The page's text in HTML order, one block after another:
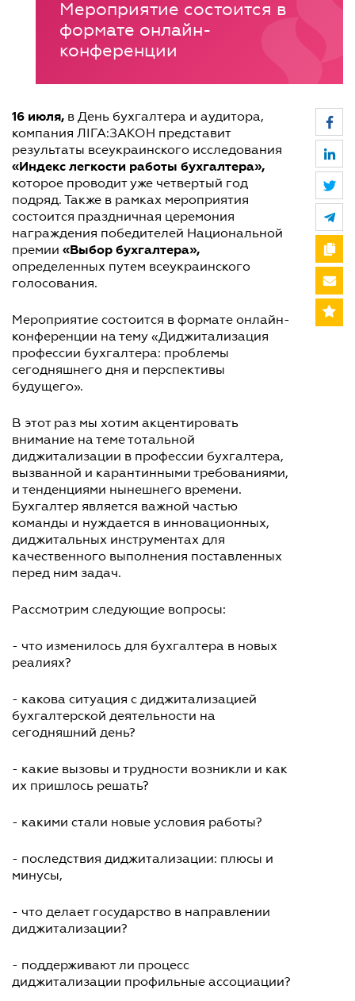
Мероприятие состоится в
формате онлайн-
конференции
16 июля, в День бухгалтера и аудитора,
компания ЛІГА:ЗАКОН представит
результаты всеукраинского исследования
«Индекс легкости работы бухгалтера»,
которое проводит уже четвертый год
подряд. Также в рамках мероприятия
состоится праздничная церемония
награждения победителей Национальной
премии «Выбор бухгалтера»,
определенных путем всеукраинского
голосования.
Мероприятие состоится в формате онлайн-
конференции на тему «Диджитализация
профессии бухгалтера: проблемы
сегодняшнего дня и перспективы
будущего».
В этот раз мы хотим акцентировать
внимание на теме тотальной
диджитализации в профессии бухгалтера,
вызванной и карантинными требованиями,
и тенденциями нынешнего времени.
Бухгалтер является важной частью
команды и нуждается в инновационных,
диджитальных инструментах для
качественного выполнения поставленных
перед ним задач.
Рассмотрим следующие вопросы:
- что изменилось для бухгалтера в новых
реалиях?
- какова ситуация с диджитализацией
бухгалтерской деятельности на
сегодняшний день?
- какие вызовы и трудности возникли и как
их пришлось решать?
- какими стали новые условия работы?
- последствия диджитализации: плюсы и
минусы,
- что делает государство в направлении
диджитализации?
- поддерживают ли процесс
диджитализации профильные ассоциации?